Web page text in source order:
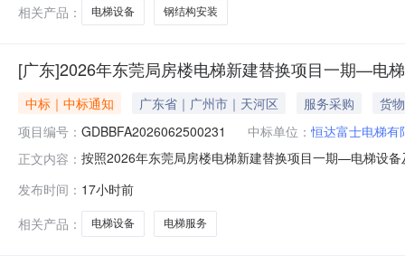
相关产品：
电梯设备 钢结构安装
[广东]2026年东莞局房楼电梯新建替换项目一期—电
中标｜中标通知 广东省｜广州市｜天河区 服务采购
货物
项目编号： GDBBFA2026062500231 中标单位： 恒达富士电梯有
正文内容： 按照2026年东莞局房楼电梯新建替换项目一期—电梯设
发布时间： 17小时前
相关产品：
电梯设备 电梯服务